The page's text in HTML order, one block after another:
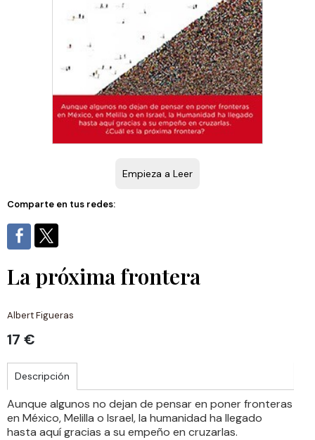
Empieza a Leer
Comparte en tus redes:
La próxima frontera
Albert Figueras
17 €
Descripción
Aunque algunos no dejan de pensar en poner fronteras
en México, Melilla o Israel, la humanidad ha llegado
hasta aquí gracias a su empeño en cruzarlas.